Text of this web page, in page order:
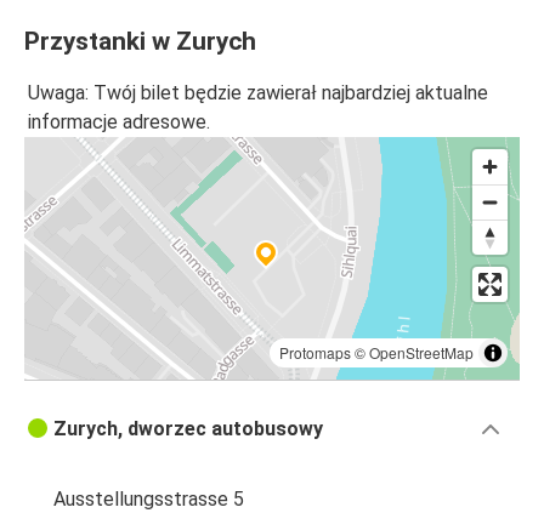
Przystanki w Zurych
Uwaga: Twój bilet będzie zawierał najbardziej aktualne
informacje adresowe.
Protomaps©OpenStreetMap
Zurych, dworzec autobusowy
Ausstellungsstrasse 5